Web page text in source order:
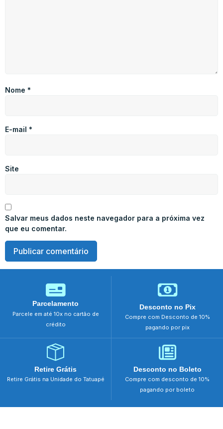
Nome *
E-mail *
Site
Salvar meus dados neste navegador para a próxima vez
que eu comentar.
Parcelamento
Parcele em até 10x no cartão de
crédito
Desconto no Pix
Compre com Desconto de 10%
pagando por pix
Retire Grátis
Retire Grátis na Unidade do Tatuapé
Desconto no Boleto
Compre com desconto de 10%
pagando por boleto